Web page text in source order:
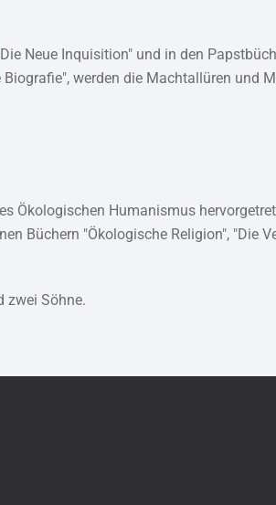
Neue Inquisition" und in den
werden die Machtallüren und
Ökologischen Humanismus
Büchern "Ökologische Religion", "Die
zwei Söhne.